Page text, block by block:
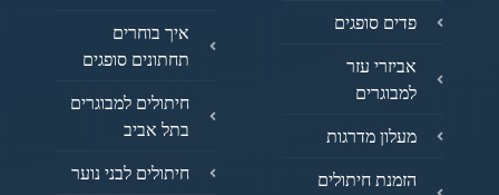
פדים סופגים
אביזרי עזר
למבוגרים
מעלון מדרגות
הזמנת חיתולים
איך בוחרים
תחתונים סופגים
חיתולים למבוגרים
בתל אביב
חיתולים לבני נוער